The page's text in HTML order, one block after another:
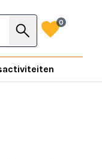
search favorite0